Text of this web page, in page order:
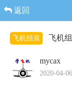
返回
飞机组装 飞机
mycax
2020-04-